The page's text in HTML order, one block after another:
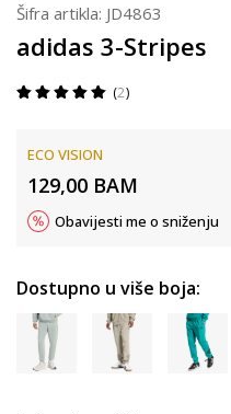
Šifra artikla: JD4863
adidas 3-Stripes
2
ECO VISION
129,00 BAM
Obavijesti me o sniženju
Dostupno u više boja: